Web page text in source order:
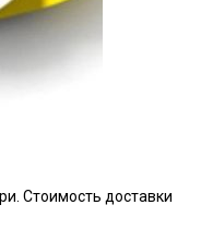
Стоимость доставки